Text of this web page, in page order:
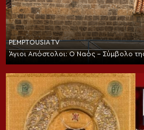
PEMPTOUSIA TV
Άγιοι Απόστολοι: Ο Ναός – Σύμβολο